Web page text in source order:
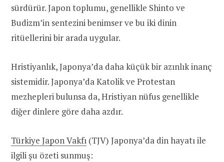
sürdürür. Japon toplumu, genellikle Shinto ve
Budizm’in sentezini benimser ve bu iki dinin
ritüellerini bir arada uygular.
Hristiyanlık, Japonya’da daha küçük bir azınlık inanç
sistemidir. Japonya’da Katolik ve Protestan
mezhepleri bulunsa da, Hristiyan nüfus genellikle
diğer dinlere göre daha azdır.
Türkiye Japon Vakfı (TJV) Japonya’da din hayatı ile
ilgili şu özeti sunmuş: